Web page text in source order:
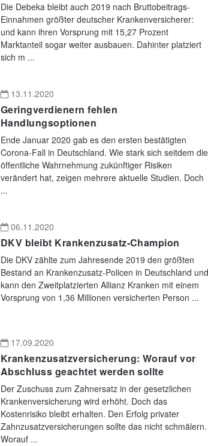
Die Debeka bleibt auch 2019 nach Bruttobeitrags-
Einnahmen größter deutscher Krankenversicherer:
und kann ihren Vorsprung mit 15,27 Prozent
Marktanteil sogar weiter ausbauen. Dahinter platziert
sich m ...
13.11.2020
Geringverdienern fehlen
Handlungsoptionen
Ende Januar 2020 gab es den ersten bestätigten
Corona-Fall in Deutschland. Wie stark sich seitdem die
öffentliche Wahrnehmung zukünftiger Risiken
verändert hat, zeigen mehrere aktuelle Studien. Doch
...
06.11.2020
DKV bleibt Krankenzusatz-Champion
Die DKV zählte zum Jahresende 2019 den größten
Bestand an Krankenzusatz-Policen in Deutschland und
kann den Zweitplatzierten Allianz Kranken mit einem
Vorsprung von 1,36 Millionen versicherten Person ...
17.09.2020
Krankenzusatzversicherung: Worauf vor
Abschluss geachtet werden sollte
Der Zuschuss zum Zahnersatz in der gesetzlichen
Krankenversicherung wird erhöht. Doch das
Kostenrisiko bleibt erhalten. Den Erfolg privater
Zahnzusatzversicherungen sollte das nicht schmälern.
Worauf ...